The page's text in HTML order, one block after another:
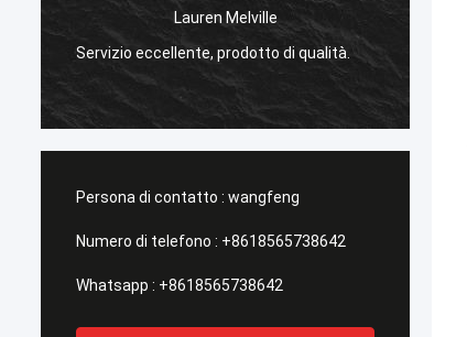
Lauren Melville
Servizio eccellente, prodotto di qualità.
Persona di contatto : wangfeng
Numero di telefono : +8618565738642
Whatsapp : +8618565738642